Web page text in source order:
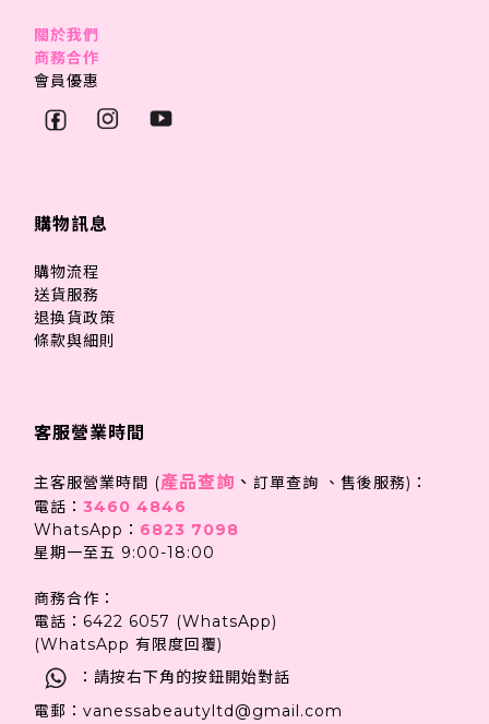
關於我們
商務合作
會員優惠
購物訊息
購物流程
送貨服務
退換貨政策
條款與細則
客服營業時間
主客服營業時間 (產品查詢 、 訂單查詢 、售後服務)：
電話： 3460 4846
WhatsApp： 6823 7098
星期一至五 9:00-18:00
商務合作：
電話：6422 6057 (WhatsApp)
(WhatsApp 有限度回覆)
：請按右下角的按鈕開始對話
電郵：vanessabeautyltd@gmail.com